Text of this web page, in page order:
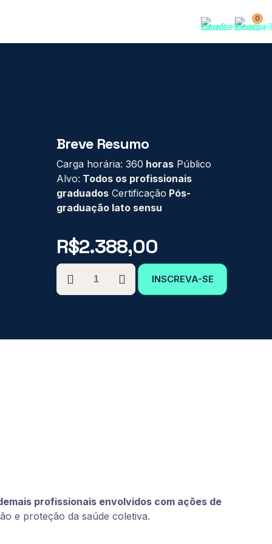
0
Breve Resumo
Carga horária: 360 horas Público
Alvo: Todos os profissionais
graduados Certificação Pós-
graduação lato sensu
R$2.388,00
PÓS-
GRADUAÇÃO
quantidade
INSCREVA-SE
profissionais envolvidos com ações de
e proteção da saúde coletiva.